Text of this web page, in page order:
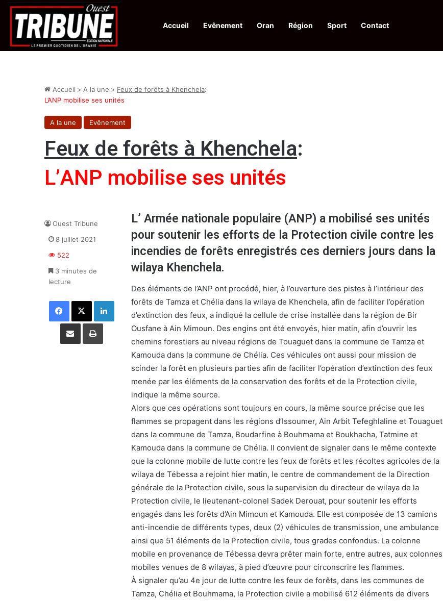
Accueil Evênement Oran Région Sport Contact
Infos en Direct: Lutte contre les drogues : octroi de récompenses financières aux dénonciateurs de trafiquants
Accueil > A la une > Feux de forêts à Khenchela:
L’ANP mobilise ses unités
A la une Evênement
Feux de forêts à Khenchela:
L’ANP mobilise ses unités
L’ Armée nationale populaire (ANP) a mobilisé ses unités
pour soutenir les efforts de la Protection civile contre les
incendies de forêts enregistrés ces derniers jours dans la
wilaya Khenchela.
Des éléments de l’ANP ont procédé, hier, à l’ouverture des pistes à l’intérieur des
forêts de Tamza et Chélia dans la wilaya de Khenchela, afin de faciliter l’opération
d’extinction des feux, a indiqué la cellule de crise installée dans la région de Bir
Ousfane à Ain Mimoun. Des engins ont été envoyés, hier matin, afin d’ouvrir les
chemins forestiers au niveau régions de Touaguet dans la commune de Tamza et
Kamouda dans la commune de Chélia. Ces véhicules ont aussi pour mission de
scinder la forêt en plusieurs parties afin de faciliter l’opération d’extinction des feux
menée par les éléments de la conservation des forêts et de la Protection civile,
indique la même source.
Alors que ces opérations sont toujours en cours, la même source précise que les
flammes se propagent dans les régions d’Issoumer, Ain Arbit Tefeghlaline et Touaguet
dans la commune de Tamza, Boudarfine à Bouhmama et Boukhacha, Tatmine et
Kamouda dans la commune de Chélia. Il convient de signaler dans le même contexte
que la colonne mobile de lutte contre les feux de forêts et les récoltes agricoles de la
wilaya de Tébessa a rejoint hier matin, le centre de commandement de la Direction
générale de la Protection civile, sous la supervision du directeur de wilaya de la
Protection civile, le lieutenant-colonel Sadek Derouat, pour soutenir les efforts
engagés dans les forêts d’Ain Mimoun et Kamouda. Elle est composée de 13 camions
anti-incendie de différents types, deux (2) véhicules de transmission, une ambulance
ainsi que 51 éléments de la Protection civile, tous grades confondus. La colonne
mobile en provenance de Tébessa devra prêter main forte, entre autres, aux colonnes
mobiles venues de 8 wilayas, à pied d’œuvre pour circonscrire les flammes.
À signaler qu’au 4e jour de lutte contre les feux de forêts, dans les communes de
Tamza, Chélia et Bouhmama, la Protection civile a mobilisé 612 éléments de divers
Ouest Tribune
8 juillet 2021
522
3 minutes de
lecture
Facebook X Linkedin
Partager par email Imprimer